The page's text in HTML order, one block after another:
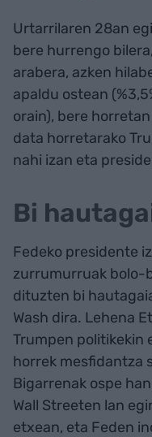
Urtarrilaren 28an
bere hurrengo
arabera, azken
apaldu ostean
orain), bere
data horretarako
nahi izan eta
Bi
Fedeko presidente
zurrumurruak bolo-
dituzten bi
Wash dira. Lehena
Trumpen politikekin
horrek mesfidantza
Bigarrenak ospe
Wall Streeten lan
etxean, eta Feden